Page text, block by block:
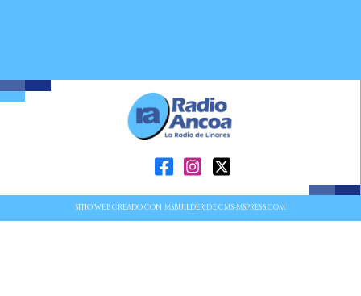
SITIO WEB CREADO CON MSBUILDER DE CMS-MSPRESS.COM